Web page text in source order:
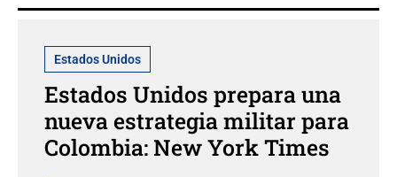
Estados Unidos
Estados Unidos prepara una
nueva estrategia militar para
Colombia: New York Times